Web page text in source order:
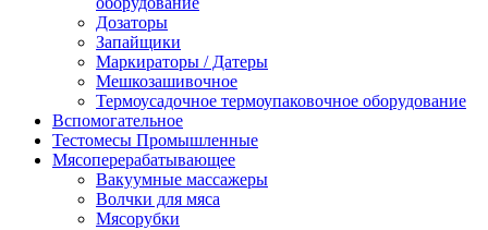
Дозаторы
Запайщики
Маркираторы / Датеры
Мешкозашивочное
Термоусадочное термоупаковочное оборудование
Вспомогательное
Тестомесы Промышленные
Мясоперерабатывающее
Вакуумные массажеры
Волчки для мяса
Мясорубки